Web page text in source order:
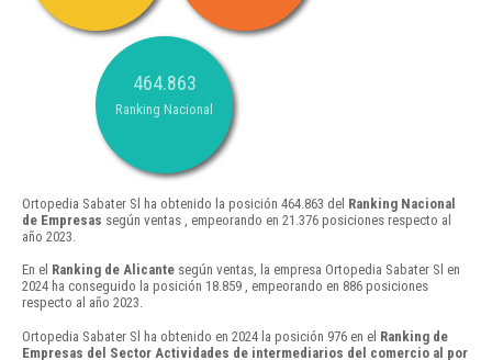
464.863
Ranking Nacional
Ortopedia Sabater Sl ha obtenido la posición 464.863 del Ranking Nacional
de Empresas según ventas , empeorando en 21.376 posiciones respecto al
año 2023.
En el Ranking de Alicante según ventas, la empresa Ortopedia Sabater Sl en
2024 ha conseguido la posición 18.859 , empeorando en 886 posiciones
respecto al año 2023.
Ortopedia Sabater Sl ha obtenido en 2024 la posición 976 en el Ranking de
Empresas del Sector Actividades de intermediarios del comercio al por